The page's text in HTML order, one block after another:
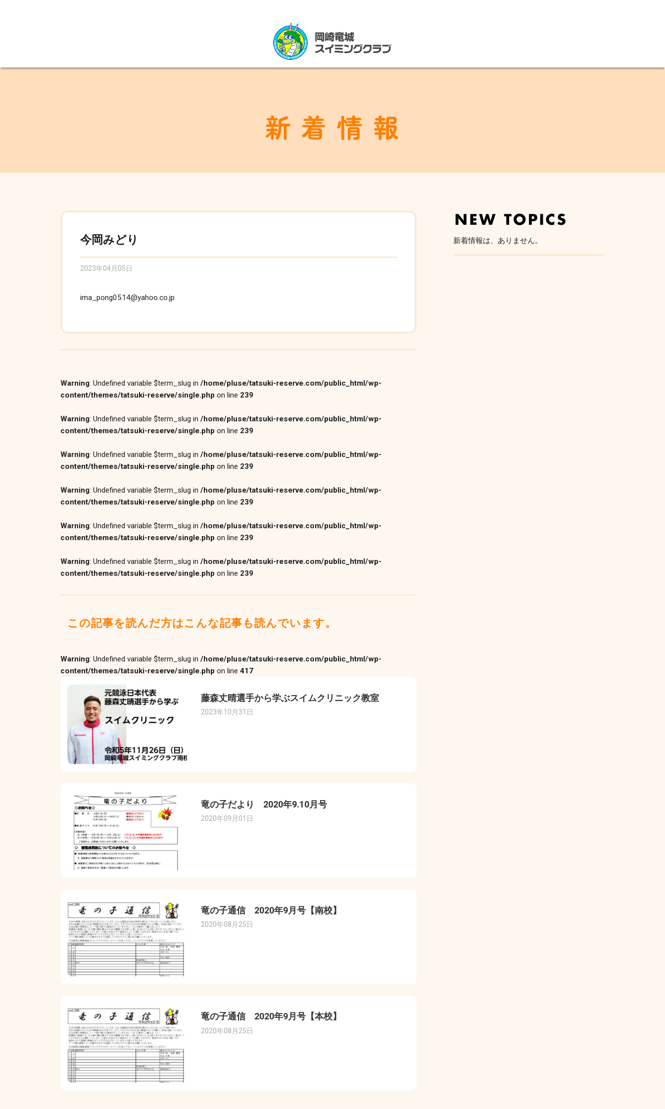
今岡みどり
2023年04月05日
ima_pong0514@yahoo.co.jp
Warning: Undefined variable $term_slug in /home/pluse/tatsuki-reserve.com/public_html/wp-
content/themes/tatsuki-reserve/single.php on line 239
Warning: Undefined variable $term_slug in /home/pluse/tatsuki-reserve.com/public_html/wp-
content/themes/tatsuki-reserve/single.php on line 239
Warning: Undefined variable $term_slug in /home/pluse/tatsuki-reserve.com/public_html/wp-
content/themes/tatsuki-reserve/single.php on line 239
Warning: Undefined variable $term_slug in /home/pluse/tatsuki-reserve.com/public_html/wp-
content/themes/tatsuki-reserve/single.php on line 239
Warning: Undefined variable $term_slug in /home/pluse/tatsuki-reserve.com/public_html/wp-
content/themes/tatsuki-reserve/single.php on line 239
Warning: Undefined variable $term_slug in /home/pluse/tatsuki-reserve.com/public_html/wp-
content/themes/tatsuki-reserve/single.php on line 239
この記事を読んだ方はこんな記事も読んでいます。
Warning: Undefined variable $term_slug in /home/pluse/tatsuki-reserve.com/public_html/wp-
content/themes/tatsuki-reserve/single.php on line 417
藤森丈晴選手から学ぶスイムクリニック教室
2023年10月31日
竜の子だより 2020年9.10月号
2020年09月01日
竜の子通信 2020年9月号【南校】
2020年08月25日
竜の子通信 2020年9月号【本校】
2020年08月25日
新着情報は、ありません。